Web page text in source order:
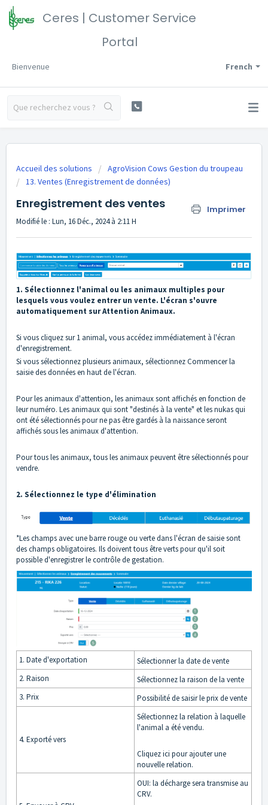
Ceres | Customer Service
Portal
French
Bienvenue
Accueil des solutions
AgroVision Cows Gestion du troupeau
13. Ventes (Enregistrement de données)
Enregistrement des ventes Imprimer
Modifié le : Lun, 16 Déc., 2024 à 2:11 H
1. Sélectionnez l'animal ou les animaux multiples pour
lesquels vous voulez entrer un vente. L'écran s'ouvre
automatiquement sur Attention Animaux.
Si vous cliquez sur 1 animal, vous accédez immédiatement à l'écran
d'enregistrement.
Si vous sélectionnez plusieurs animaux, sélectionnez Commencer la
saisie des données en haut de l'écran.
Pour les animaux d'attention, les animaux sont affichés en fonction de
leur numéro. Les animaux qui sont "destinés à la vente" et les nukas qui
ont été sélectionnés pour ne pas être gardés à la naissance seront
affichés sous les animaux d'attention.
Pour tous les animaux, tous les animaux peuvent être sélectionnés pour
vendre.
2. Sélectionnez le type d'élimination
*Les champs avec une barre rouge ou verte dans l'écran de saisie sont
des champs obligatoires. Ils doivent tous être verts pour qu'il soit
possible d'enregistrer le contrôle de gestation.
1. Date d'exportation
Sélectionner la date de vente
2. Raison
Sélectionnez la raison de la vente
3. Prix
Possibilité de saisir le prix de vente
4. Exporté vers
Sélectionnez la relation à laquelle
l'animal a été vendu.
Cliquez ici pour ajouter une
nouvelle relation.
OUI: la décharge sera transmise au
CRV.